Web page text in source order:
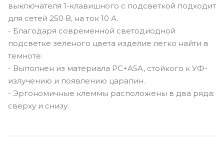
выключателя 1-клавишного с подсветкой подходит
для сетей 250 В, на ток 10 А.
- Благодаря современной светодиодной
подсветке зеленого цвета изделие легко найти в
темноте.
- Выполнен из материала PС+ASA, стойкого к УФ-
излучению и появлению царапин.
- Эргономичные клеммы расположены в два ряда:
сверху и снизу.